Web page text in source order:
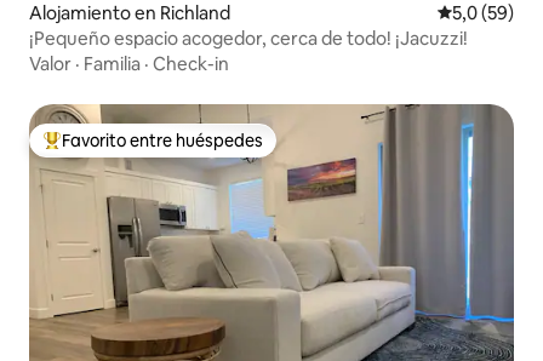
Alojamiento en Richland Calificación
5,0 (59)
¡Pequeño espacio acogedor, cerca de todo! ¡Jacuzzi!
Valor · Familia · Check-in
Favorito entre los huéspedes más destacados
Favorito entre huéspedes